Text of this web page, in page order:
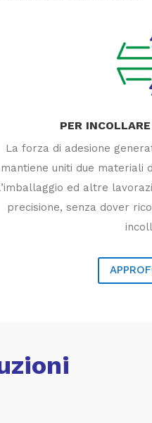
PER
La forza di adesione
mantiene uniti due materiali
ed altre
precisione, senza dover